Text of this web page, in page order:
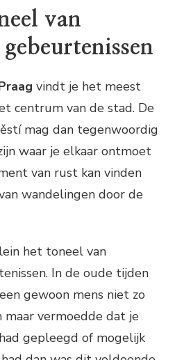
van
vindt je het meest
centrum van de stad. De
mag dan tegenwoordig
waar je elkaar ontmoet
van rust kan vinden
wandelingen door de
het toneel van
In de oude tijden
gewoon mens niet zo
maar vermoedde dat je
gepleegd of mogelijk